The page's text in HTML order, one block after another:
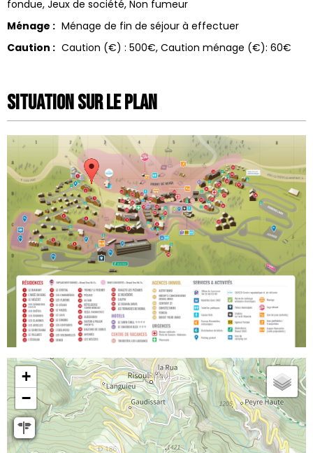
fondue Jeux de société Non fumeur
Ménage : Ménage de fin de séjour à effectuer
Caution : Caution (€) : 500€ Caution ménage (€): 60€
Situation sur le Plan
+
−